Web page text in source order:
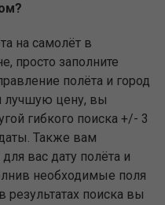
на самолёт в
просто заполните
полёта и город
лучшую цену, вы
гибкого поиска +/- 3
Также вам
вас дату полёта и
необходимые поля
поиска вы